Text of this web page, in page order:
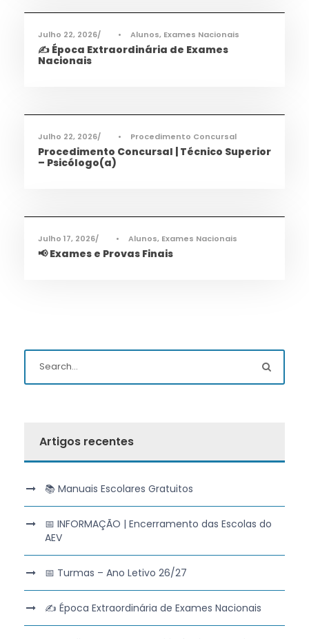
Julho 22, 2026 • Alunos, Exames Nacionais
✍️ Época Extraordinária de Exames
Nacionais
Julho 22, 2026 • Procedimento Concursal
Procedimento Concursal | Técnico Superior
– Psicólogo(a)
Julho 17, 2026 • Alunos, Exames Nacionais
📢 Exames e Provas Finais
Artigos recentes
📚 Manuais Escolares Gratuitos
📅 INFORMAÇÃO | Encerramento das Escolas do
AEV
📅 Turmas – Ano Letivo 26/27
✍️ Época Extraordinária de Exames Nacionais